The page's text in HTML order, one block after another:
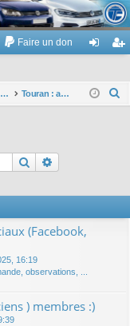
Touran
Faire un don
ne nr
Touran : les équipements électriques et électroniques Touran : attelage
c
Rechercher
(Facebook,
16:19
observations, ...
) membres :)